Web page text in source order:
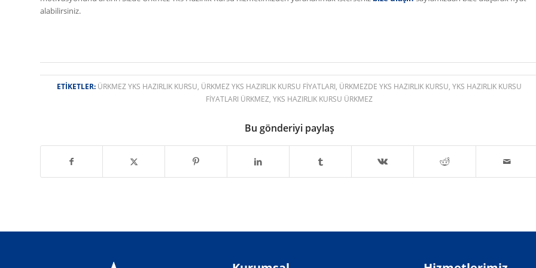
alabilirsiniz.
ETIKETLER: ÜRKMEZ YKS HAZIRLIK KURSU, ÜRKMEZ YKS HAZIRLIK KURSU FIYATLARI, ÜRKMEZDE YKS HAZIRLIK KURSU,YKS HAZIRLIK KURSU
FIYATLARI ÜRKMEZ,YKS HAZIRLIK KURSU ÜRKMEZ
Bu gönderiyi paylaş